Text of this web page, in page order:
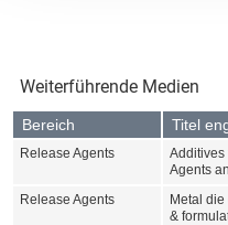
Weiterführende Medien
Bereich Titel
Release Agents
Additives
Agents
Release Agents
Metal die
&